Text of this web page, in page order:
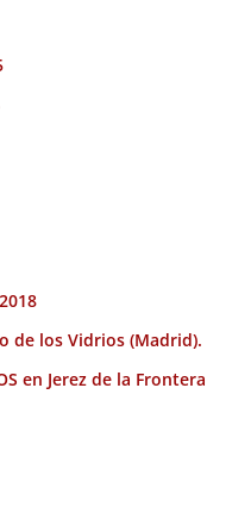
de los Vidrios (Madrid).
en Jerez de la Frontera